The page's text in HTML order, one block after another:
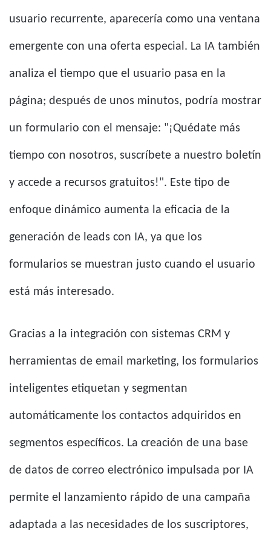
usuario recurrente, aparecería como una ventana
emergente con una oferta especial. La IA también
analiza el tiempo que el usuario pasa en la
página; después de unos minutos, podría mostrar
un formulario con el mensaje: "¡Quédate más
tiempo con nosotros, suscríbete a nuestro boletín
y accede a recursos gratuitos!". Este tipo de
enfoque dinámico aumenta la eficacia de la
generación de leads con IA, ya que los
formularios se muestran justo cuando el usuario
está más interesado.
Gracias a la integración con sistemas CRM y
herramientas de email marketing, los formularios
inteligentes etiquetan y segmentan
automáticamente los contactos adquiridos en
segmentos específicos. La creación de una base
de datos de correo electrónico impulsada por IA
permite el lanzamiento rápido de una campaña
adaptada a las necesidades de los suscriptores,